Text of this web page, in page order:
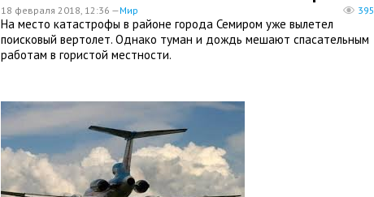
18 февраля 2018, 12:36 —Мир 395
На место катастрофы в районе города Семиром уже вылетел
поисковый вертолет. Однако туман и дождь мешают спасательным
работам в гористой местности.